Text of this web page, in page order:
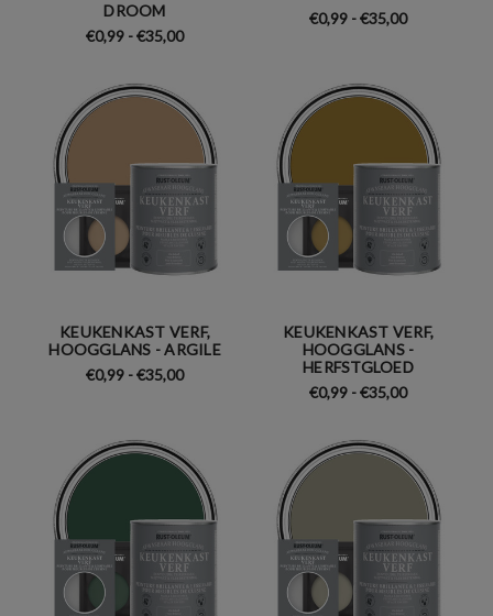
DROOM
€0,99 - €35,00
€0,99 - €35,00
KEUKENKAST VERF,
HOOGGLANS - ARGILE
€0,99 - €35,00
KEUKENKAST VERF,
HOOGGLANS -
HERFSTGLOED
€0,99 - €35,00